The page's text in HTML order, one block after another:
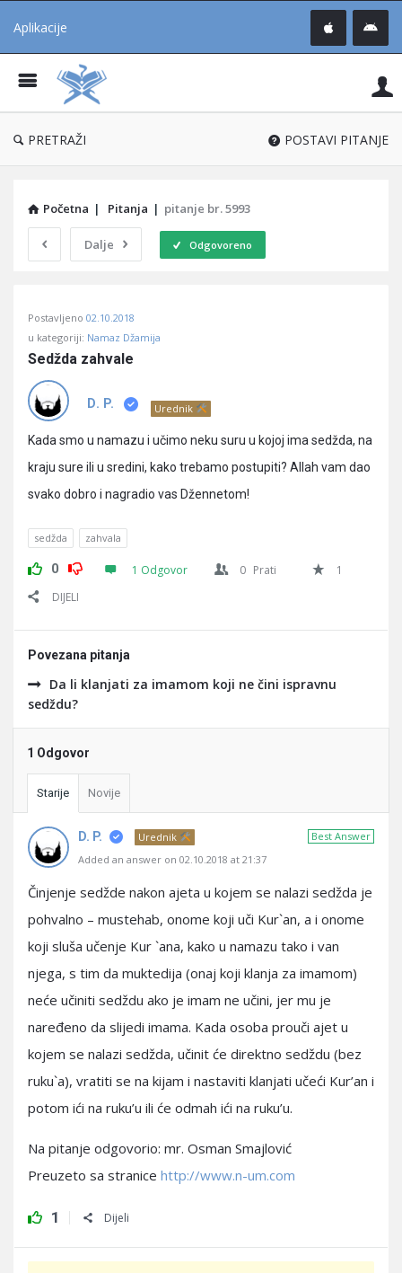
Aplikacije
®
PRETRAŽI POSTAVI PITANJE
Početna | Pitanja | pitanje br. 5993
Dalje Odgovoreno
Učene
Latest
Pitanja
Postavljeno 02.10.2018
u kategoriji: Namaz Džamija
Sedžda zahvale
D. P. Urednik
Kada smo u namazu i učimo neku suru u kojoj ima sedžda, na
kraju sure ili u sredini, kako trebamo postupiti? Allah vam dao
svako dobro i nagradio vas Džennetom!
sedžda zahvala
0 1 Odgovor 0 Prati
1
DIJELI
Povezana pitanja
Da li klanjati za imamom koji ne čini ispravnu
sedždu?
1 Odgovor
Starije Novije
Best Answer
D. P.
Urednik
Added an answer on 02.10.2018 at 21:37
Činjenje sedžde nakon ajeta u kojem se nalazi sedžda je
pohvalno – mustehab, onome koji uči Kur`an, a i onome
koji sluša učenje Kur `ana, kako u namazu tako i van
njega, s tim da muktedija (onaj koji klanja za imamom)
neće učiniti sedždu ako je imam ne učini, jer mu je
naređeno da slijedi imama. Kada osoba prouči ajet u
kojem se nalazi sedžda, učinit će direktno sedždu (bez
ruku`a), vratiti se na kijam i nastaviti klanjati učeći Kur’an i
potom ići na ruku’u ili će odmah ići na ruku’u.
Na pitanje odgovorio: mr. Osman Smajlović
Preuzeto sa stranice http://www.n-um.com
1 Dijeli